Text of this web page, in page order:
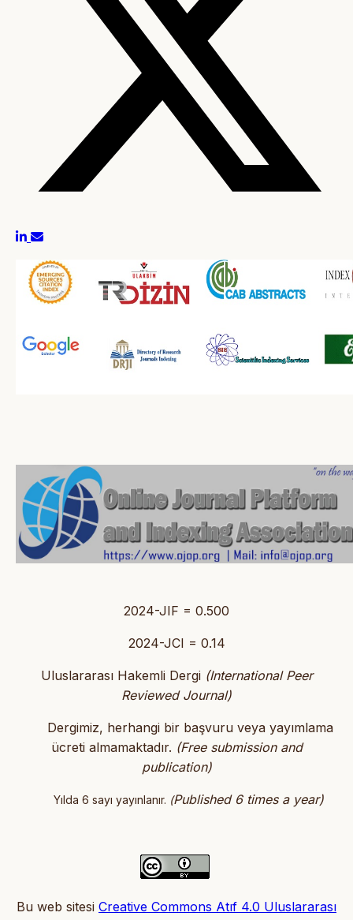
2024-JIF = 0.500
2024-JCI = 0.14
Uluslararası Hakemli Dergi (International Peer
Reviewed Journal)
Dergimiz, herhangi bir başvuru veya yayımlama
ücreti almamaktadır. (Free submission and
publication)
Yılda 6 sayı yayınlanır. (Published 6 times a year)
Bu web sitesi Creative Commons Atıf 4.0 Uluslararası